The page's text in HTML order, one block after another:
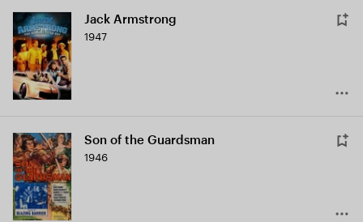
Jack Armstrong
1947
Son of the Guardsman
1946